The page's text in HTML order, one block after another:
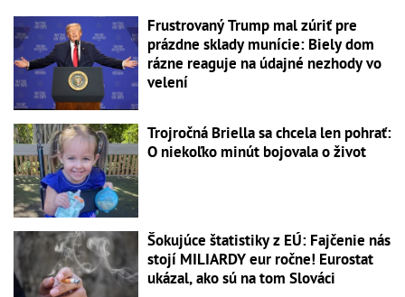
Frustrovaný Trump mal zúriť pre
prázdne sklady munície: Biely dom
rázne reaguje na údajné nezhody vo
velení
Trojročná Briella sa chcela len pohrať:
O niekoľko minút bojovala o život
Šokujúce štatistiky z EÚ: Fajčenie nás
stojí MILIARDY eur ročne! Eurostat
ukázal, ako sú na tom Slováci